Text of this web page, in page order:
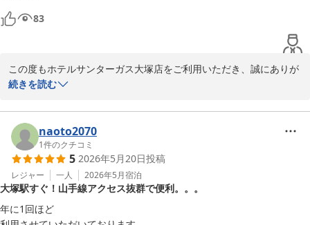
83
この度もホテルサンターガス大塚店をご利用いただき、誠にありが
とうございます。
大変嬉しく拝読いたしました。
お部屋はコンパクトな造りではございますが、リュックでのご旅行
には十分とのお声をいただき、安心いたしました。
また上京の際にもご利用を検討いただけるとのこと、スタッフ一同
大きな励みとなっております。
今後も快適にお過ごしいただける環境づくりに努めてまいります。
続きを読む
naoto2070
1件のクチコミ
5 2026年5月20日投稿
レジャー 一人 2026年5月宿泊
大塚駅すぐ！山手線アクセス抜群で便利。。。
年に1回ほど